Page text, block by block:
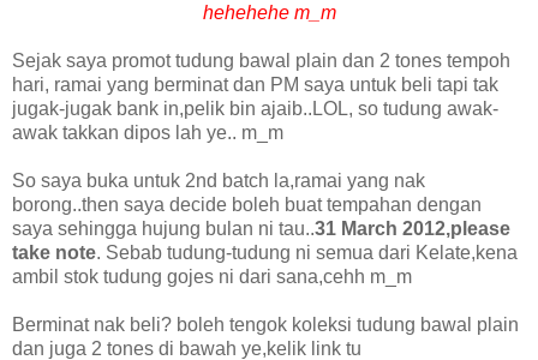
hehehehe m_m
Sejak saya promot tudung bawal plain dan 2 tones tempoh
hari, ramai yang berminat dan PM saya untuk beli tapi tak
jugak-jugak bank in,pelik bin ajaib..LOL, so tudung awak-
awak takkan dipos lah ye.. m_m
So saya buka untuk 2nd batch la,ramai yang nak
borong..then saya decide boleh buat tempahan dengan
saya sehingga hujung bulan ni tau..31 March 2012,please
take note. Sebab tudung-tudung ni semua dari Kelate,kena
ambil stok tudung gojes ni dari sana,cehh m_m
Berminat nak beli? boleh tengok koleksi tudung bawal plain
dan juga 2 tones di bawah ye,kelik link tu